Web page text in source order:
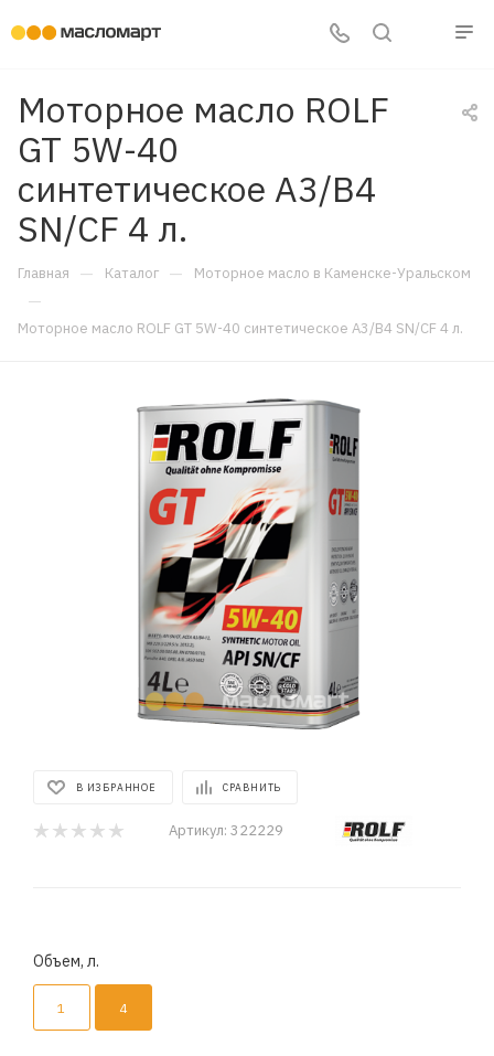
Моторное масло ROLF
GT 5W-40
синтетическое A3/B4
SN/CF 4 л.
Главная — Каталог — Моторное масло в Каменске-Уральском
—
Моторное масло ROLF GT 5W-40 синтетическое A3/B4 SN/CF 4 л.
В ИЗБРАННОЕ СРАВНИТЬ
Артикул: 322229
Объем, л.
1 4